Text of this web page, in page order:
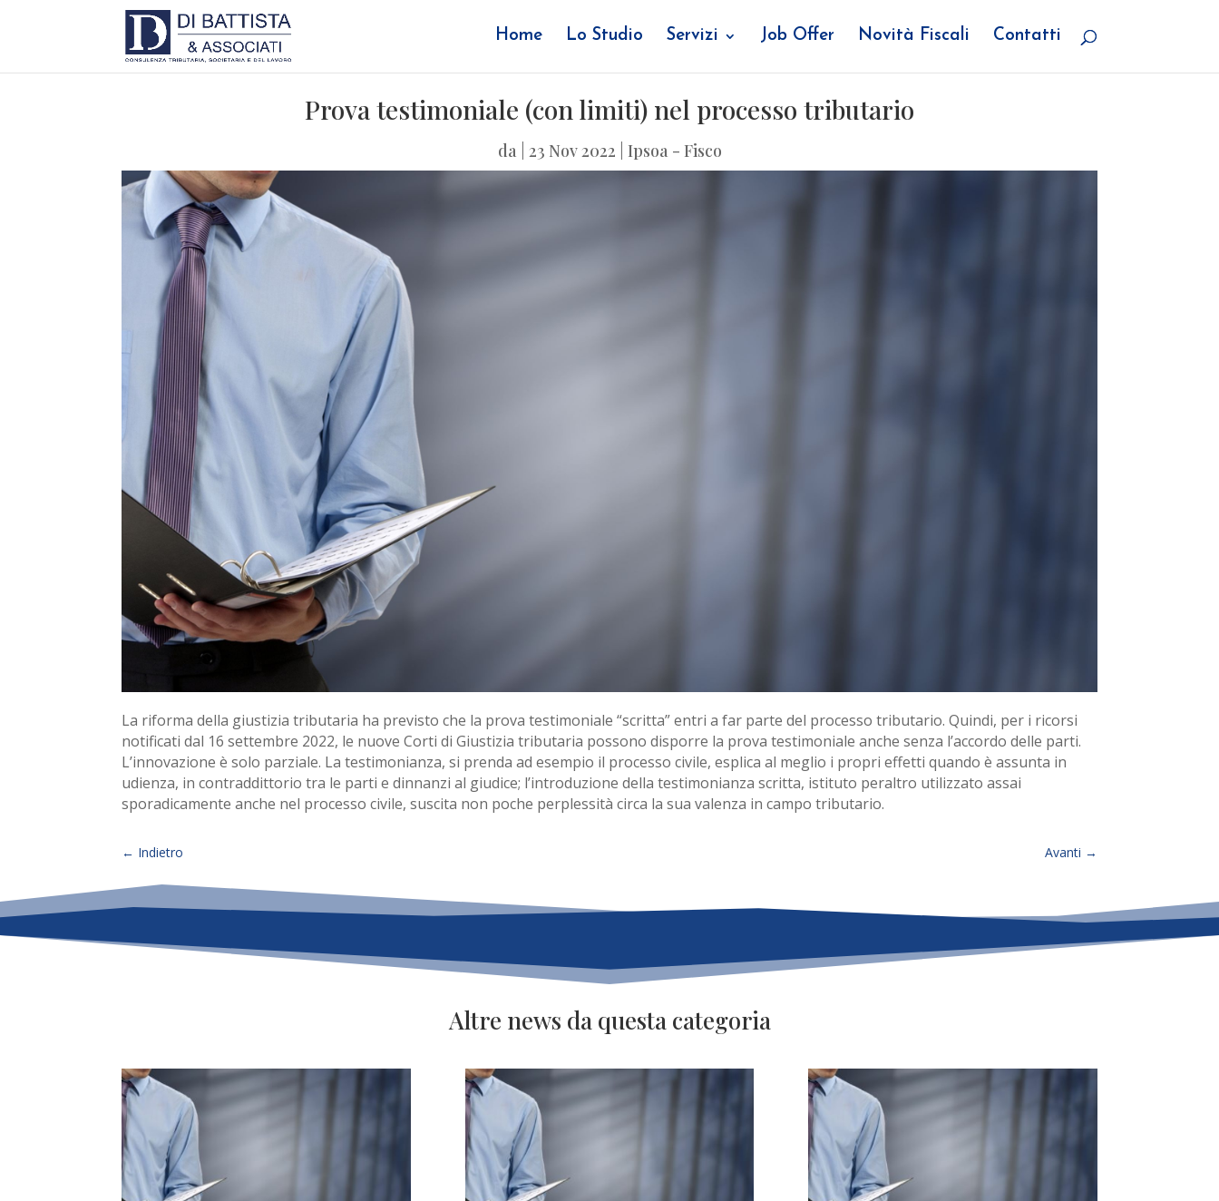
Home Lo Studio Servizi Job Offer Novità Fiscali Contatti
Prova testimoniale (con limiti) nel processo tributario
da 23 Nov 2022 Ipsoa - Fisco
La riforma della giustizia tributaria ha previsto che la prova testimoniale “scritta” entri a far parte del processo tributario. Quindi, per i ricorsi
notificati dal 16 settembre 2022, le nuove Corti di Giustizia tributaria possono disporre la prova testimoniale anche senza l’accordo delle parti.
L’innovazione è solo parziale. La testimonianza, si prenda ad esempio il processo civile, esplica al meglio i propri effetti quando è assunta in
udienza, in contraddittorio tra le parti e dinnanzi al giudice; l’introduzione della testimonianza scritta, istituto peraltro utilizzato assai
sporadicamente anche nel processo civile, suscita non poche perplessità circa la sua valenza in campo tributario.
← Indietro Avanti →
Altre news da questa categoria